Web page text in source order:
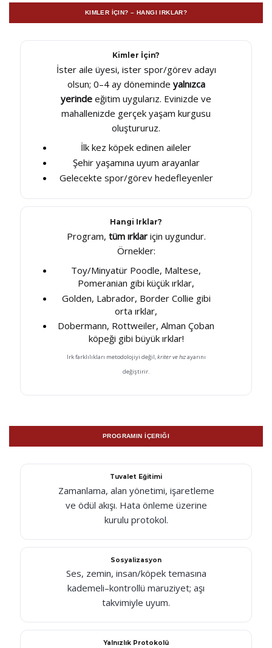
KIMLER İÇIN? – HANGI IRKLAR?
Kimler İçin?
İster aile üyesi, ister spor/görev adayı
olsun; 0–4 ay döneminde yalnızca
yerinde eğitim uygularız. Evinizde ve
mahallenizde gerçek yaşam kurgusu
oluştururuz.
İlk kez köpek edinen aileler
Şehir yaşamına uyum arayanlar
Gelecekte spor/görev hedefleyenler
Hangi Irklar?
Program, tüm ırklariçin uygundur.
Örnekler:
Toy/Minyatür Poodle, Maltese,
Pomeranian gibi küçük ırklar,
Golden, Labrador, Border Collie gibi
orta ırklar,
Dobermann, Rottweiler, Alman Çoban
köpeği gibi büyük ırklar!
Irk farklılıkları metodolojiyi değil,kriter ve hızayarını
değiştirir.
PROGRAMIN İÇERIĞI
Tuvalet Eğitimi
Zamanlama, alan yönetimi, işaretleme
ve ödül akışı. Hata önleme üzerine
kurulu protokol.
Sosyalizasyon
Ses, zemin, insan/köpek temasına
kademeli–kontrollü maruziyet; aşı
takvimiyle uyum.
Yalnızlık Protokolü